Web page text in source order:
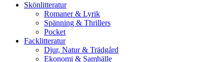
Skönlitteratur
Romaner & Lyrik
Spänning & Thrillers
Pocket
Facklitteratur
Djur, Natur & Trädgård
Ekonomi & Samhälle